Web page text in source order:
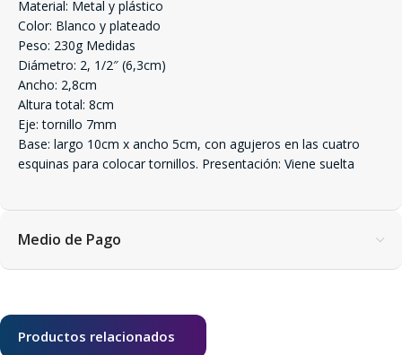
Material: Metal y plástico
Color: Blanco y plateado
Peso: 230g Medidas
Diámetro: 2, 1/2″ (6,3cm)
Ancho: 2,8cm
Altura total: 8cm
Eje: tornillo 7mm
Base: largo 10cm x ancho 5cm, con agujeros en las cuatro
esquinas para colocar tornillos. Presentación: Viene suelta
Medio de Pago
Productos relacionados